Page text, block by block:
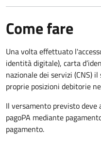
Come fare
Una volta effettuato
identità digitale), carta
nazionale dei servizi (CNS)
proprie posizioni debitorie
Il versamento previsto
pagoPA mediante
pagamento.